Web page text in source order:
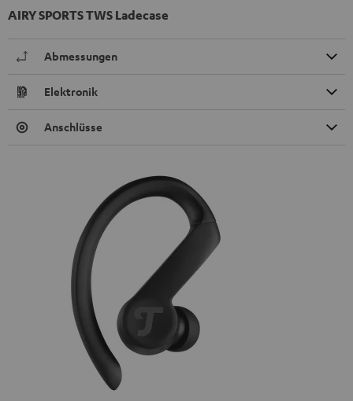
AIRY SPORTS TWS Ladecase
Abmessungen
Elektronik
Anschlüsse